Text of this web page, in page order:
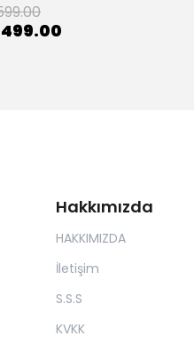
Hakkımızda
HAKKIMIZDA
İletişim
S.S.S
KVKK